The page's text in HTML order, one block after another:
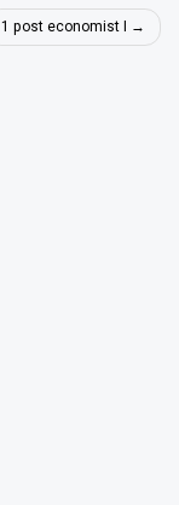
1 post economist I